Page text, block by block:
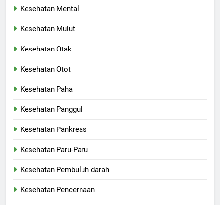
Kesehatan Mental
Kesehatan Mulut
Kesehatan Otak
Kesehatan Otot
Kesehatan Paha
Kesehatan Panggul
Kesehatan Pankreas
Kesehatan Paru-Paru
Kesehatan Pembuluh darah
Kesehatan Pencernaan